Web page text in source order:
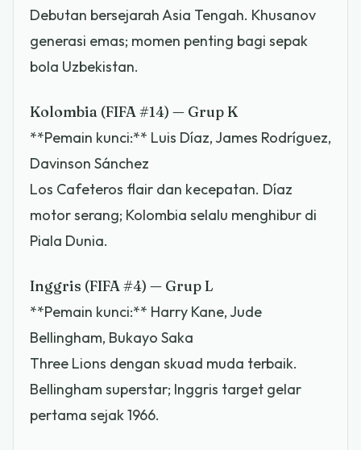
Debutan bersejarah Asia Tengah. Khusanov
generasi emas; momen penting bagi sepak
bola Uzbekistan.
Kolombia (FIFA #14) — Grup K
**Pemain kunci:** Luis Díaz, James Rodríguez,
Davinson Sánchez
Los Cafeteros flair dan kecepatan. Díaz
motor serang; Kolombia selalu menghibur di
Piala Dunia.
Inggris (FIFA #4) — Grup L
**Pemain kunci:** Harry Kane, Jude
Bellingham, Bukayo Saka
Three Lions dengan skuad muda terbaik.
Bellingham superstar; Inggris target gelar
pertama sejak 1966.